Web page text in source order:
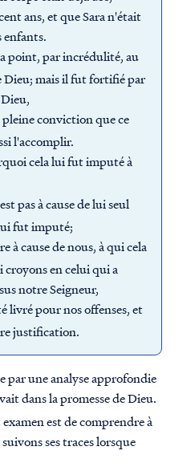
ans, et que Sara n'était
enfants.
point, par incrédulité, au
Dieu; mais il fut fortifié par
conviction que ce
l'accomplir.
cela lui fut imputé à
pas à cause de lui seul
fut imputé;
à cause de nous, à qui cela
croyons en celui qui a
notre Seigneur,
livré pour nos offenses, et
justification.
par une analyse approfondie
dans la promesse de Dieu.
est de comprendre à
ses traces lorsque